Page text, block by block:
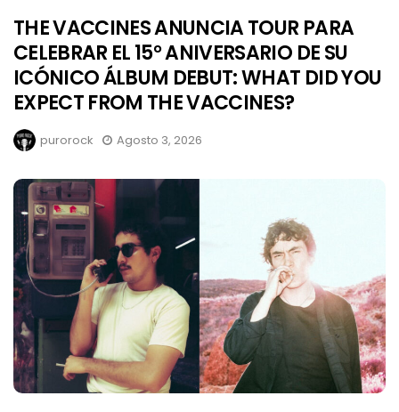
THE VACCINES ANUNCIA TOUR PARA
CELEBRAR EL 15° ANIVERSARIO DE SU
ICÓNICO ÁLBUM DEBUT: WHAT DID YOU
EXPECT FROM THE VACCINES?
purorock Agosto 3, 2026